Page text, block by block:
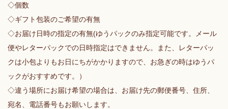
◇個数
◇ギフト包装のご希望の有無
◇お届け日時の指定の有無(ゆうパックのみ指定可能です。メール
便やレターパックでの日時指定はできません。また、レターパッ
クは小包よりもお日にちがかかりますので、お急ぎの時はゆうパ
ックがおすすめです。）
◇違う場所にお届け希望の場合は、お届け先の郵便番号、住所、
宛名、電話番号もお願いします。